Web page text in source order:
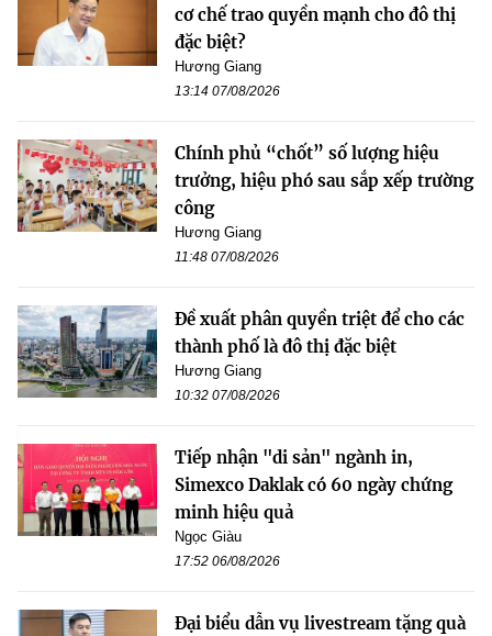
cơ chế trao quyền mạnh cho đô thị
đặc biệt?
Hương Giang
13:14 07/08/2026
Chính phủ “chốt” số lượng hiệu
trưởng, hiệu phó sau sắp xếp trường
công
Hương Giang
11:48 07/08/2026
Đề xuất phân quyền triệt để cho các
thành phố là đô thị đặc biệt
Hương Giang
10:32 07/08/2026
Tiếp nhận "di sản" ngành in,
Simexco Daklak có 60 ngày chứng
minh hiệu quả
Ngọc Giàu
17:52 06/08/2026
Đại biểu dẫn vụ livestream tặng quà